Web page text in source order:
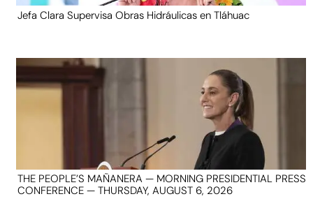
Jefa Clara Supervisa Obras Hidráulicas en Tláhuac
THE PEOPLE’S MAÑANERA — MORNING PRESIDENTIAL PRESS
CONFERENCE — THURSDAY, AUGUST 6, 2026